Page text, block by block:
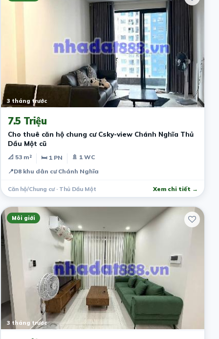
3 tháng trước
7.5 Triệu
Cho thuê căn hộ chung cư Csky-view Chánh Nghĩa Thủ
Dầu Một cũ
📐 53 m² 🛏 1 PN
🚿 1 WC
📍D8 khu dân cư Chánh Nghĩa
Căn hộ/Chung cư · Thủ Dầu Một Xem chi tiết →
Môi giới
3 tháng trước